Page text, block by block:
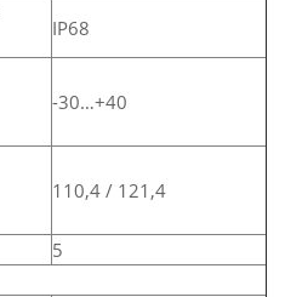
IP68
-30…+40
110,4 / 121,4
5